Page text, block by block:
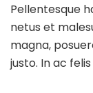
Pellentesque
netus et
magna,
justo. In ac